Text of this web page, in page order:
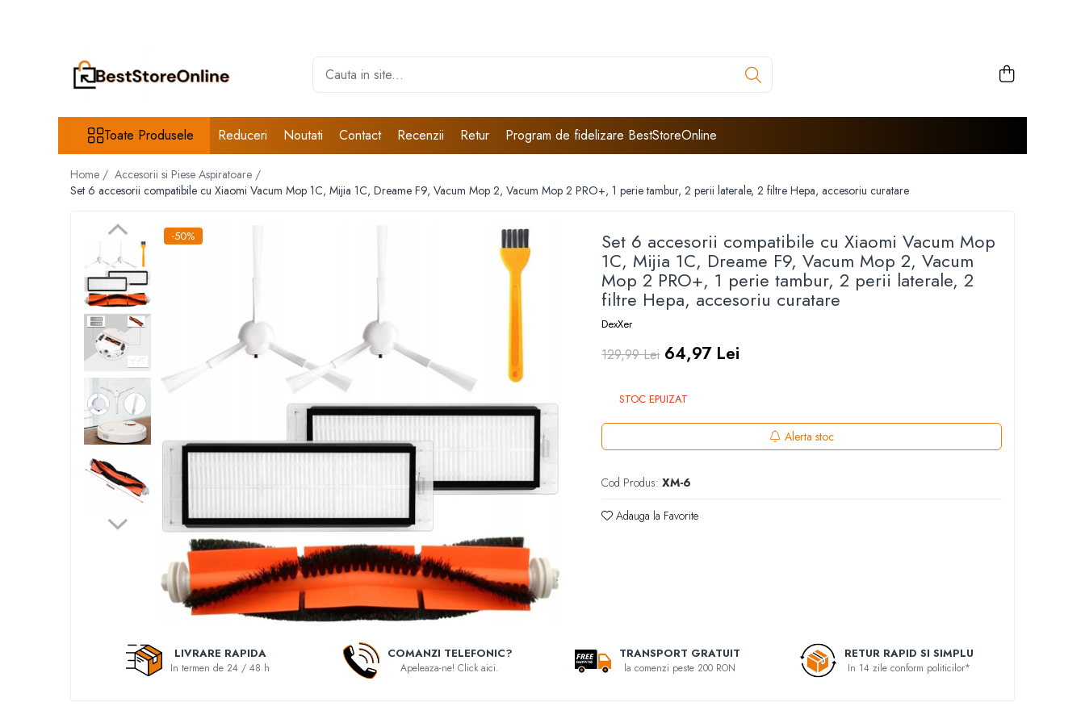
Accesorii aparate climatizare
Accesorii si Piese Aspiratoare
Aspiratoare Universale
Tefal Rowenta X-Force Flex
Xiaomi Roborock
Accesorii auto interioare
Aspiratoare Auto
Produse Cosmetica Auto
Casa, Gradina & Bricolaj
Accesorii mese si scaune
Accesorii prize si intrerupatoare
Corpuri de iluminat interior
Echipamente protectia muncii
Toate Produsele Reduceri Noutati Contact Recenzii Retur Program de fidelizare BestStoreOnline
Home / Accesorii si Piese Aspiratoare /
Set 6 accesorii compatibile cu Xiaomi Vacum Mop 1C, Mijia 1C, Dreame F9, Vacum Mop 2, Vacum Mop 2 PRO+, 1 perie tambur, 2 perii laterale, 2 filtre Hepa, accesoriu curatare
Set 6 accesorii compatibile cu Xiaomi Vacum Mop
1C, Mijia 1C, Dreame F9, Vacum Mop 2, Vacum
Mop 2 PRO+, 1 perie tambur, 2 perii laterale, 2
filtre Hepa, accesoriu curatare
DexXer
-50%
129,99 Lei 64,97 Lei
STOC EPUIZAT
Alerta stoc
Cod Produs: XM-6
Adauga la Favorite
LIVRARE RAPIDA
In termen de 24 / 48 h
COMANZI TELEFONIC?
Apeleaza-ne! Click aici.
TRANSPORT GRATUIT
la comenzi peste 200 RON
RETUR RAPID SI SIMPLU
In 14 zile conform politicilor*